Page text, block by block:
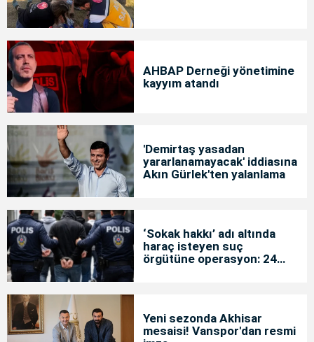
AHBAP Derneği yönetimine
kayyım atandı
'Demirtaş yasadan
yararlanamayacak' iddiasına
Akın Gürlek'ten yalanlama
‘Sokak hakkı’ adı altında
haraç isteyen suç
örgütüne operasyon: 24
Yeni sezonda Akhisar
mesaisi! Vanspor'dan resmi